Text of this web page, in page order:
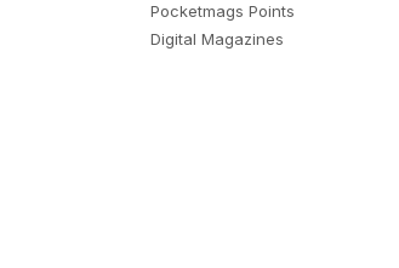
Pocketmags Points
Digital Magazines